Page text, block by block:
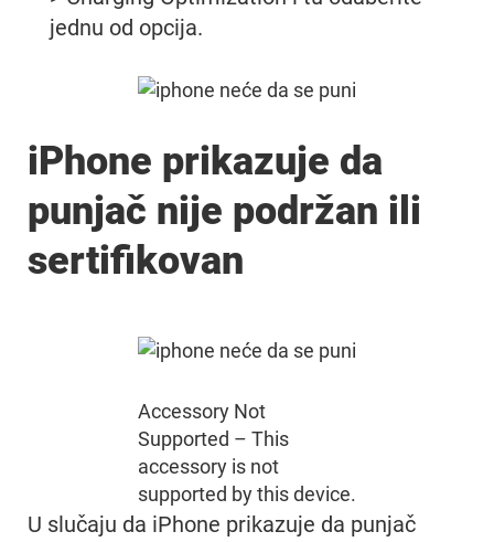
jednu od opcija.
iPhone prikazuje da
punjač nije podržan ili
sertifikovan
Accessory Not
Supported – This
accessory is not
supported by this device.
U slučaju da iPhone prikazuje da punjač